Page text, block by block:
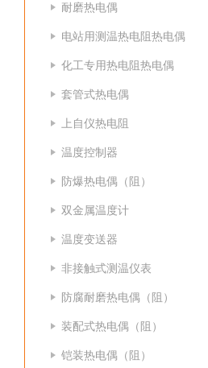
耐磨热电偶
电站用测温热电阻热电偶
化工专用热电阻热电偶
套管式热电偶
上自仪热电阻
温度控制器
防爆热电偶（阻）
双金属温度计
温度变送器
非接触式测温仪表
防腐耐磨热电偶（阻）
装配式热电偶（阻）
铠装热电偶（阻）